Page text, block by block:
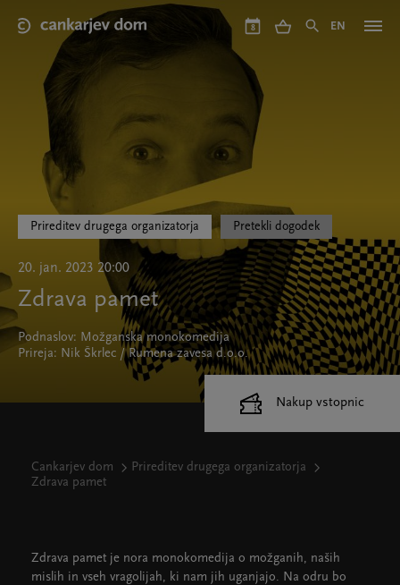
main
8 EN
Prireditev drugega organizatorja Pretekli dogodek
20. jan. 2023 20:00
Zdrava pamet
Podnaslov: Možganska monokomedija
Prireja: Nik Škrlec / Rumena zavesa d.o.o.
Cankarjev dom
Prireditev drugega organizatorja
Zdrava pamet
Zdrava pamet je nora monokomedija o možganih, naših
mislih in vseh vragolijah, ki nam jih uganjajo. Na odru bo
Nakup vstopnic